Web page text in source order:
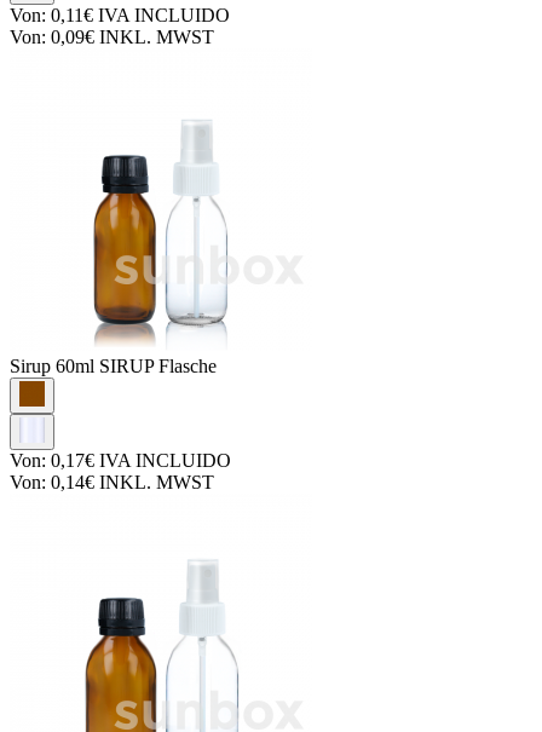
Von: 0,11€ IVA INCLUIDO
Von: 0,09€ INKL. MWST
Sirup 60ml SIRUP Flasche
Von: 0,17€ IVA INCLUIDO
Von: 0,14€ INKL. MWST